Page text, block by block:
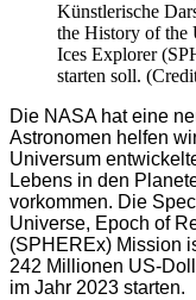
Künstlerische
the History of the
Ices Explorer
starten soll.
Die NASA hat eine
Astronomen helfen
Universum
Lebens in den
vorkommen. Die
Universe, Epoch of
(SPHEREx) Mission
242 Millionen US-
im Jahr 2023 starten.